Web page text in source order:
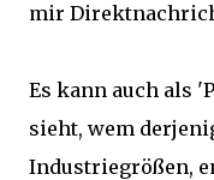
mir
Es kann auch als
sieht, wem
Industriegrößen,